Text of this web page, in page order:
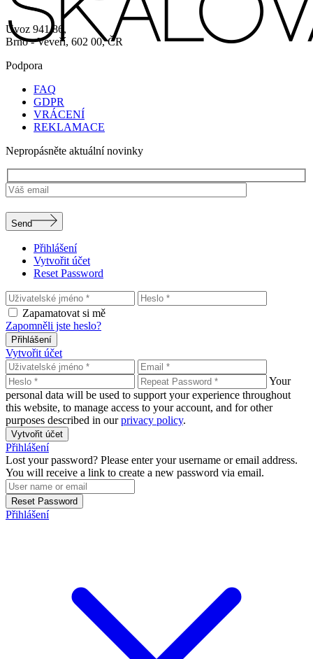
Úvoz 941/86,
Brno - Veveří, 602 00, ČR
Podpora
FAQ
GDPR
VRÁCENÍ
REKLAMACE
Nepropásněte aktuální novinky
Send
Přihlášení
Vytvořit účet
Reset Password
Zapamatovat si mě
Zapomněli jste heslo?
Přihlášení
Vytvořit účet
Your
personal data will be used to support your experience throughout
this website, to manage access to your account, and for other
purposes described in ourprivacy policy.
Vytvořit účet
Přihlášení
Lost your password? Please enter your username or email address.
You will receive a link to create a new password via email.
Reset Password
Přihlášení